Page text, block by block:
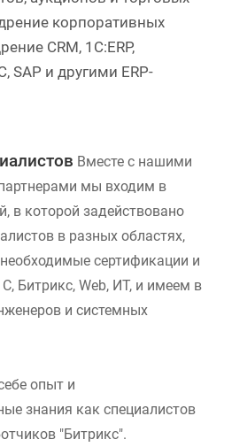
корпоративных
CRM, 1С:ERP,
SAP и другими ERP-
Вместе с нашими
мы входим в
в которой задействовано
в разных областях,
сертификации и
Битрикс, Web, ИТ, и имеем в
и системных
опыт и
знания как специалистов
"Битрикс".